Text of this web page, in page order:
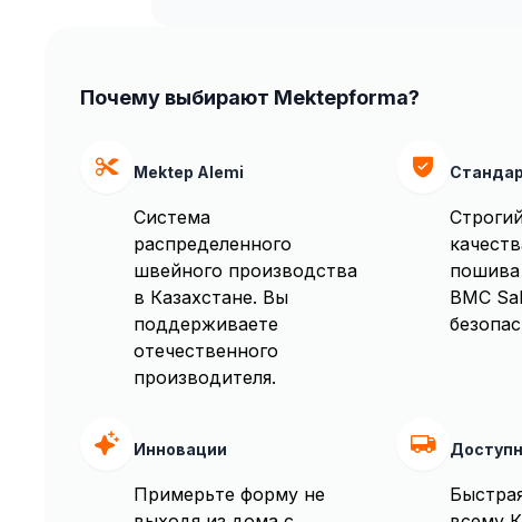
Почему выбирают Mektepforma?
Mektep Alemi
Система
распределенного
швейного производства
в Казахстане. Вы
поддерживаете
отечественного
производителя.
BMC
Инновации
Примерьте форму не